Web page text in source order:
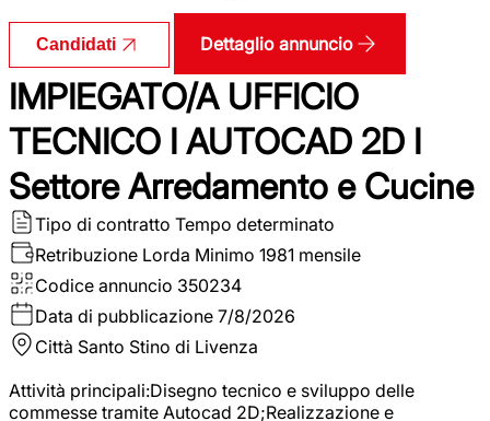
Candidati Dettaglio annuncio
IMPIEGATO/A UFFICIO
TECNICO I AUTOCAD 2D I
Settore Arredamento e Cucine
Tipo di contratto Tempo determinato
Retribuzione Lorda Minimo 1981 mensile
Codice annuncio 350234
Data di pubblicazione 7/8/2026
Città Santo Stino di Livenza
Attività principali:Disegno tecnico e sviluppo delle
commesse tramite Autocad 2D;Realizzazione e